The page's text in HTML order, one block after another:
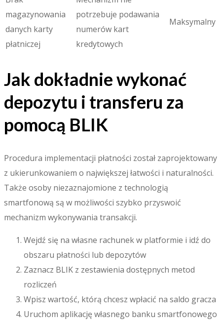
magazynowania
danych karty
płatniczej
potrzebuje podawania
numerów kart
kredytowych
Maksymalny
Jak dokładnie wykonać
depozytu i transferu za
pomocą BLIK
Procedura implementacji płatności został zaprojektowany
z ukierunkowaniem o największej łatwości i naturalności.
Także osoby niezaznajomione z technologią
smartfonową są w możliwości szybko przyswoić
mechanizm wykonywania transakcji.
Wejdź się na własne rachunek w platformie i idź do
obszaru płatności lub depozytów
Zaznacz BLIK z zestawienia dostępnych metod
rozliczeń
Wpisz wartość, którą chcesz wpłacić na saldo gracza
Uruchom aplikację własnego banku smartfonowego